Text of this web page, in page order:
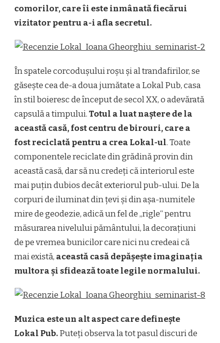
comorilor, care îi este inmânată fiecărui
vizitator pentru a-i afla secretul.
În spatele corcodușului roșu și al trandafirilor, se
găsește cea de-a doua jumătate a Lokal Pub, casa
în stil boieresc de început de secol XX, o adevărată
capsulă a timpului.Totul a luat naștere de la
această casă, fost centru de birouri, care a
fost reciclată pentru a crea Lokal-ul. Toate
componentele reciclate din grădină provin din
această casă, dar să nu credeți că interiorul este
mai puțin dubios decât exteriorul pub-ului. De la
corpuri de iluminat din țevi și din așa-numitele
mire de geodezie, adică un fel de „rigle“ pentru
măsurarea nivelului pământului, la decorațiuni
de pe vremea bunicilor care nici nu credeai că
mai există, această casă depășește imaginația
multora și sfidează toate legile normalului.
Muzica este un alt aspect care definește
Lokal Pub.Puteți observa la tot pasul discuri de